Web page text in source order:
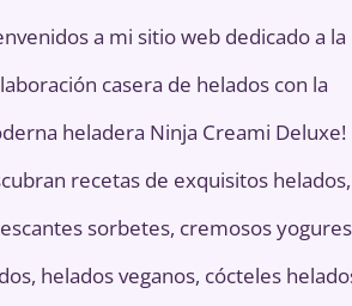
a mi sitio web dedicado a la
casera de helados con la
heladera Ninja Creami Deluxe!
recetas de exquisitos helados,
sorbetes, cremosos yogures
helados veganos, cócteles